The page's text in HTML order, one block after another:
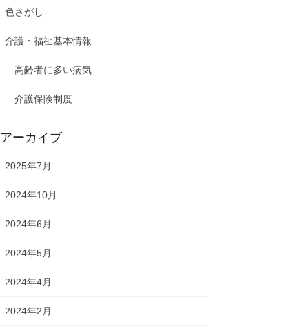
色さがし
介護・福祉基本情報
高齢者に多い病気
介護保険制度
アーカイブ
2025年7月
2024年10月
2024年6月
2024年5月
2024年4月
2024年2月